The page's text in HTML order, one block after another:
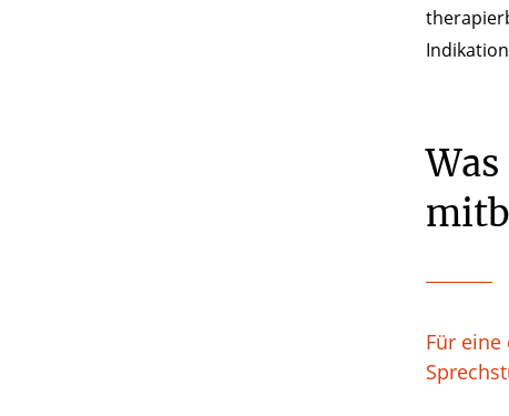
Für